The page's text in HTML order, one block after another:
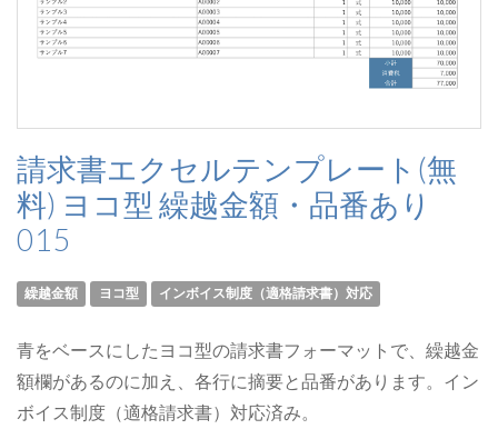
請求書エクセルテンプレート(無
料) ヨコ型 繰越金額・品番あり
015
繰越金額 ヨコ型 インボイス制度（適格請求書）対応
青をベースにしたヨコ型の請求書フォーマットで、繰越金
額欄があるのに加え、各行に摘要と品番があります。イン
ボイス制度（適格請求書）対応済み。